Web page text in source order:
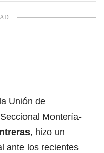
Unión de
Montería-
, hizo un
ante los recientes